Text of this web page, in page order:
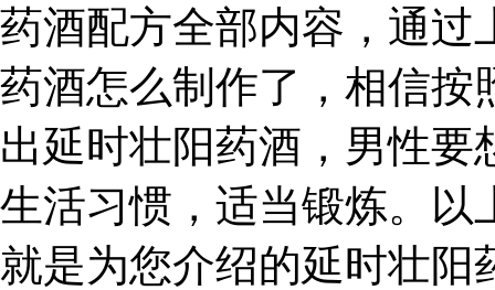
药酒配方全部内容，通过
药酒怎么制作了，相信按
出延时壮阳药酒，男性
生活习惯，适当锻炼。以
就是为您介绍的延时壮阳